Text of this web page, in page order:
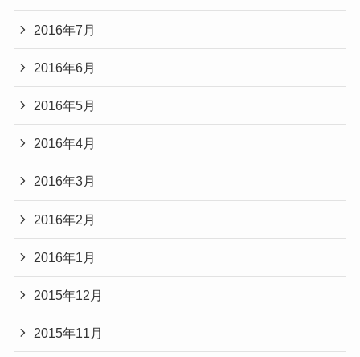
2016年7月
2016年6月
2016年5月
2016年4月
2016年3月
2016年2月
2016年1月
2015年12月
2015年11月